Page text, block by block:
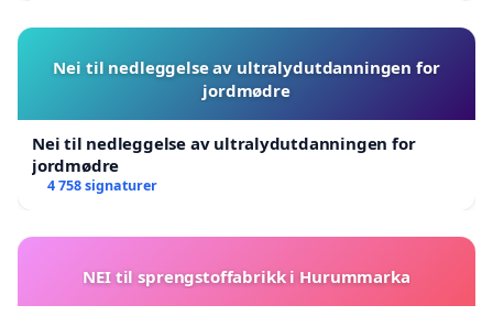
Nei til nedleggelse av ultralydutdanningen for
jordmødre
Nei til nedleggelse av ultralydutdanningen for
jordmødre
4 758 signaturer
NEI til sprengstoffabrikk i Hurummarka